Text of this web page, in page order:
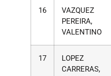
16
VAZQUEZ
PEREIRA,
VALENTINO
17
LOPEZ
CARRERAS,